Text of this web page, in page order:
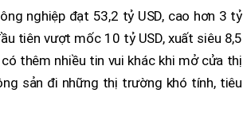
nghiệp đạt 53,2 tỷ USD, cao hơn 3 tỷ
tiên vượt mốc 10 tỷ USD, xuất siêu 8,5
thêm nhiều tin vui khác khi mở cửa thị
sản đi những thị trường khó tính, tiêu